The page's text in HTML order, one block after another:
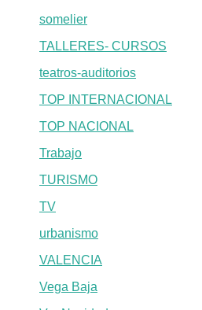
somelier
TALLERES- CURSOS
teatros-auditorios
TOP INTERNACIONAL
TOP NACIONAL
Trabajo
TURISMO
TV
urbanismo
VALENCIA
Vega Baja